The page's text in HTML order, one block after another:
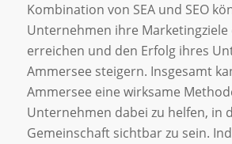
Kombination von SEA und SEO
Unternehmen ihre Marketingziele
erreichen und den Erfolg ihres
Ammersee steigern. Insgesamt
Ammersee eine wirksame
Unternehmen dabei zu helfen, in
Gemeinschaft sichtbar zu sein.